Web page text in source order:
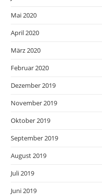
Mai 2020
April 2020
März 2020
Februar 2020
Dezember 2019
November 2019
Oktober 2019
September 2019
August 2019
Juli 2019
Juni 2019